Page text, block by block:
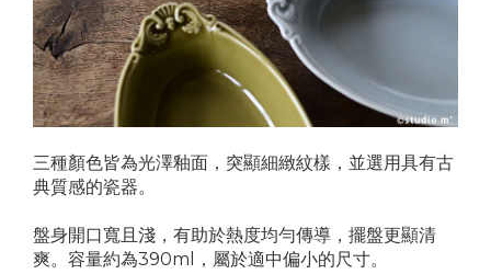
三種顏色皆為光澤釉面，突顯細緻紋樣，並選用具有古
典質感的瓷器。
盤身開口寬且淺，有助於熱度均勻傳導，擺盤更顯清
爽。容量約為390ml，屬於適中偏小的尺寸。